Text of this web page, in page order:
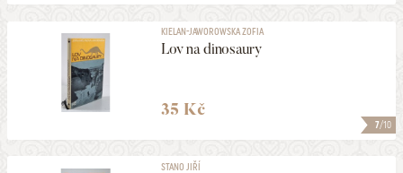
7/10
KIELAN-JAWOROWSKA ZOFIA
Lov na dinosaury
35 Kč
STANO JIŘÍ